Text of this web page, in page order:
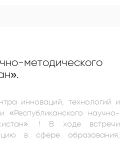
методического
инноваций, технологий и
«Республиканского научно-
! В ходе встречи
в сфере образования,